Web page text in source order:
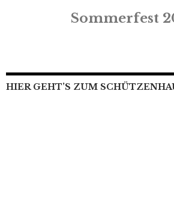
Sommerfest
HIER GEHT’S ZUM